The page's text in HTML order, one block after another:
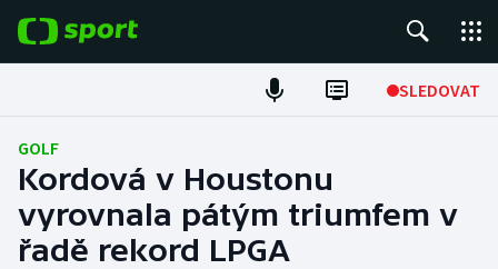
SLEDOVAT
Fotbal
Hokej
Tenis
GOLF
Kordová v Houstonu
vyrovnala pátým triumfem v
řadě rekord LPGA